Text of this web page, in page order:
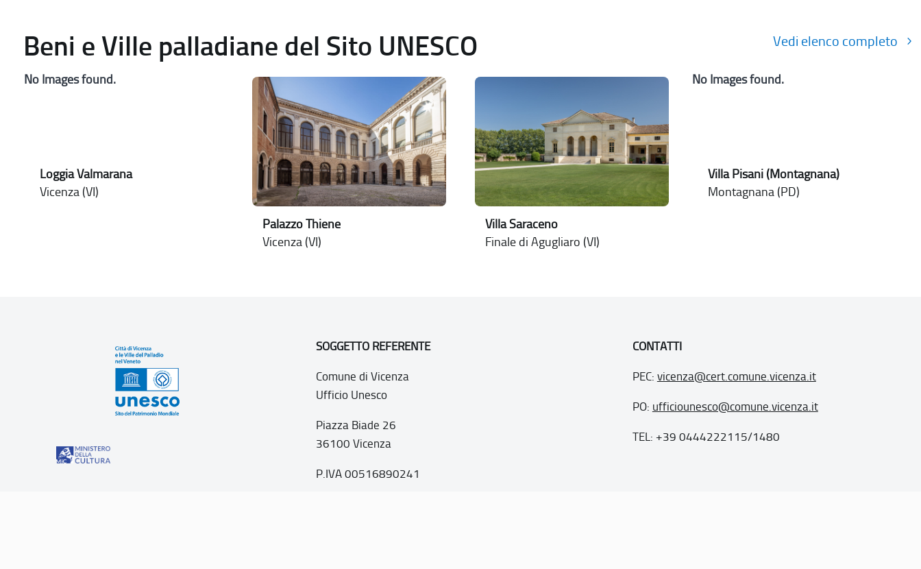
Beni e Ville palladiane del Sito UNESCO Vedi elenco completo
No Images found.
Loggia Valmarana
Vicenza (VI)
Palazzo Thiene
Vicenza (VI)
Villa Saraceno
Finale di Agugliaro (VI)
No Images found.
Villa Pisani (Montagnana)
Montagnana (PD)
SOGGETTO REFERENTE
Comune di Vicenza
Ufficio Unesco
Piazza Biade 26
36100 Vicenza
P.IVA 00516890241
CONTATTI
PEC: vicenza@cert.comune.vicenza.it
PO: ufficiounesco@comune.vicenza.it
TEL: +39 0444222115/1480